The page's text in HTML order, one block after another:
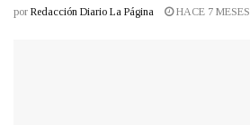
por Redacción Diario La Página HACE 7 MESES